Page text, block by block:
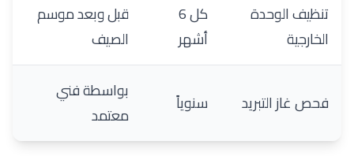
تنظيف الوحدة
الخارجية
كل 6
أشهر
قبل وبعد موسم
الصيف
فحص غاز التبريد سنوياً
بواسطة فني
معتمد